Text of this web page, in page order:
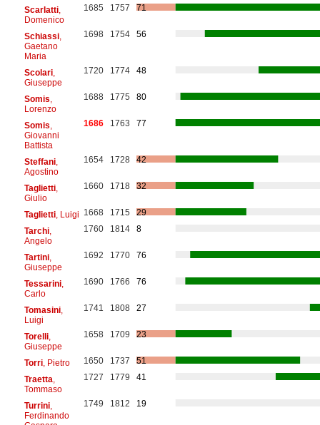
Scarlatti,
Domenico
1685 1757 71
Schiassi,
Gaetano
Maria
1698 1754 56
Scolari,
Giuseppe
1720 1774 48
Somis
Lorenzo
1688 1775 80
Somis
Giovanni
Battista
1686 1763 77
Steffani,
Agostino
1654 1728 42
Taglietti,
Giulio
1660 1718 32
Taglietti, Luigi 1668 1715
29
Tarchi,
Angelo
1760 1814 8
Tartini,
Giuseppe
1692 1770 76
Tessarini,
Carlo
1690 1766 76
Tomasini,
Luigi
1741 1808 27
Torelli,
Giuseppe
1658 1709 23
Torri, Pietro 1650 1737
51
Traetta
Tommaso
1727 1779 41
Turrini,
Ferdinando
1749 1812 19